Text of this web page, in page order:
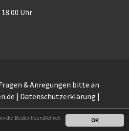
OK
die Bedienfreundlichkeit
Uhr
& Anregungen bitte an
| Datenschutzerklärung |